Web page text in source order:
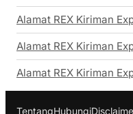
Alamat REX Kiriman
Alamat REX Kiriman
Alamat REX Kiriman
TentangHubungi